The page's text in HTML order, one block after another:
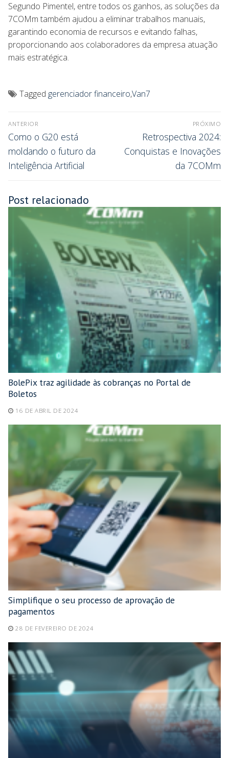
Segundo Pimentel, entre todos os ganhos, as soluções da
7COMm também ajudou a eliminar trabalhos manuais,
garantindo economia de recursos e evitando falhas,
proporcionando aos colaboradores da empresa atuação
mais estratégica.
Tagged gerenciador financeiro,Van7
ANTERIOR
Como o G20 está
moldando o futuro da
Inteligência Artificial
PRÓXIMO
Retrospectiva 2024:
Conquistas e Inovações
da 7COMm
Post relacionado
BolePix traz agilidade às cobranças no Portal de
Boletos
16 DE ABRIL DE 2024
Simplifique o seu processo de aprovação de
pagamentos
28 DE FEVEREIRO DE 2024